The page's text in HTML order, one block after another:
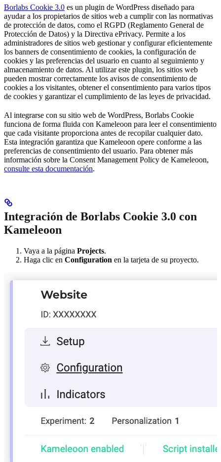
Borlabs Cookie 3.0 es un plugin de WordPress diseñado para
ayudar a los propietarios de sitios web a cumplir con las normativas
de protección de datos, como el RGPD (Reglamento General de
Protección de Datos) y la Directiva ePrivacy. Permite a los
administradores de sitios web gestionar y configurar eficientemente
los banners de consentimiento de cookies, la configuración de
cookies y las preferencias del usuario en cuanto al seguimiento y
almacenamiento de datos. Al utilizar este plugin, los sitios web
pueden mostrar correctamente los avisos de consentimiento de
cookies a los visitantes, obtener el consentimiento para varios tipos
de cookies y garantizar el cumplimiento de las leyes de privacidad.
Al integrarse con su sitio web de WordPress, Borlabs Cookie
funciona de forma fluida con Kameleoon para leer el consentimiento
que cada visitante proporciona antes de recopilar cualquier dato.
Esta integración garantiza que Kameleoon opere conforme a las
preferencias de consentimiento del usuario. Para obtener más
información sobre la Consent Management Policy de Kameleoon,
consulte esta documentación.
Integración de Borlabs Cookie 3.0 con
Kameleoon
Vaya a la página Projects.
Haga clic en Configuration en la tarjeta de su proyecto.